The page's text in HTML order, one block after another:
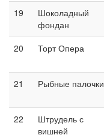
19
Шоколадный
фондан
20 Торт Опера
21
Рыбные палочки
22
Штрудель с
вишней